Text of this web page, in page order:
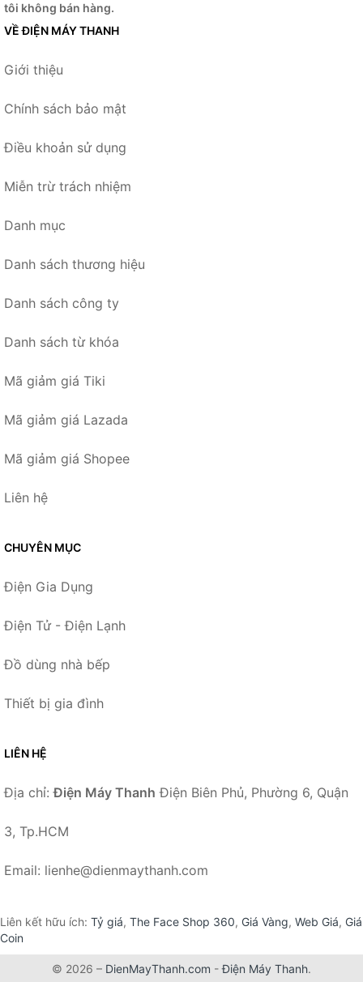
tôi không bán hàng.
VỀ ĐIỆN MÁY THANH
Giới thiệu
Chính sách bảo mật
Điều khoản sử dụng
Miễn trừ trách nhiệm
Danh mục
Danh sách thương hiệu
Danh sách công ty
Danh sách từ khóa
Mã giảm giá Tiki
Mã giảm giá Lazada
Mã giảm giá Shopee
Liên hệ
CHUYÊN MỤC
Điện Gia Dụng
Điện Tử - Điện Lạnh
Đồ dùng nhà bếp
Thiết bị gia đình
LIÊN HỆ
Địa chỉ:Điện Máy Thanh Điện Biên Phủ, Phường 6, Quận
3, Tp.HCM
Email: lienhe@dienmaythanh.com
Liên kết hữu ích: Tỷ giá, The Face Shop 360, Giá Vàng, Web Giá, Giá
Coin
© 2026 – DienMayThanh.com -Điện Máy Thanh.